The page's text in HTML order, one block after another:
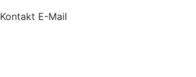
Kontakt E-Mail